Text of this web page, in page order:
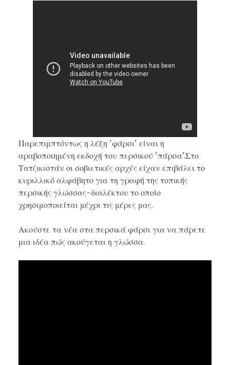
Παρεπιμπτόντως η λέξη 'φάρσι' είναι η
αραβοποιημένη εκδοχή του περσικού 'πάρσα'.Στο
Τατζικιστάν οι σοβιετικές αρχές είχαν επιβάλει το
κυριλλικό αλφάβητο για τη γραφή της τοπικής
περσικής γλώσσας-διαλέκτου το οποίο
χρησιμοποιείται μέχρι τις μέρες μας.
Ακούστε τα νέα στα περσικά φάρσι για να πάρετε
μια ιδέα πώς ακούγεται η γλώσσα.